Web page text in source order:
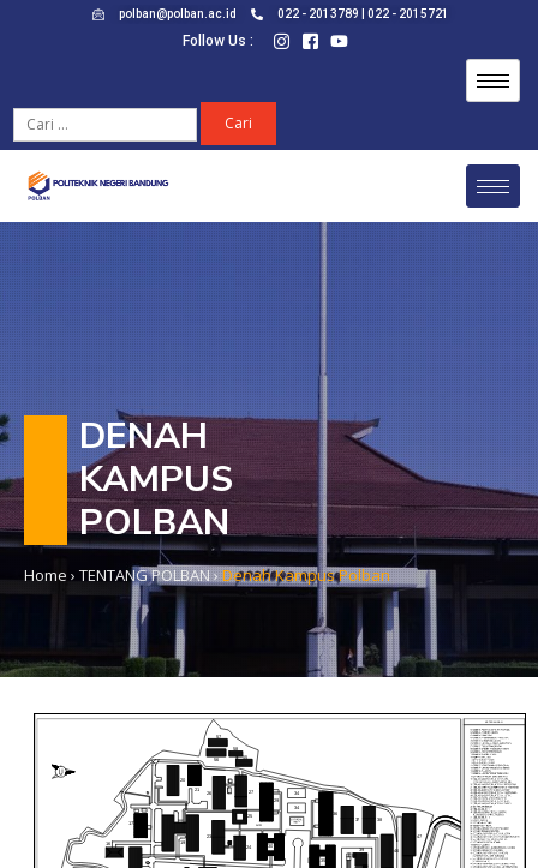
polban@polban.ac.id 022 - 2013789 | 022 - 2015721
Follow Us :
DENAH
KAMPUS
POLBAN
Home › TENTANG POLBAN› Denah Kampus Polban